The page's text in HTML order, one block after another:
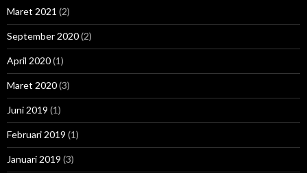
Maret 2021 (2)
September 2020(2)
April 2020(1)
Maret 2020(3)
Juni 2019 (1)
Februari 2019 (1)
Januari 2019 (3)